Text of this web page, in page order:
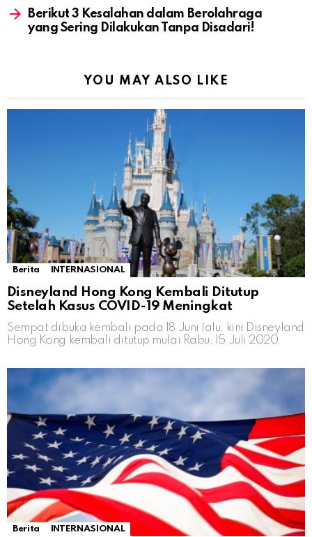
Berikut 3 Kesalahan dalam Berolahraga
yang Sering Dilakukan Tanpa Disadari!
YOU MAY ALSO LIKE
Berita INTERNASIONAL
Disneyland Hong Kong Kembali Ditutup
Setelah Kasus COVID-19 Meningkat
Sempat dibuka kembali pada 18 Juni lalu, kini Disneyland
Hong Kong kembali ditutup mulai Rabu, 15 Juli 2020.
Berita INTERNASIONAL